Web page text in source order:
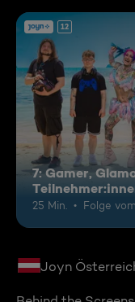
12
7: Gamer,
25 Min. Folge
Joyn